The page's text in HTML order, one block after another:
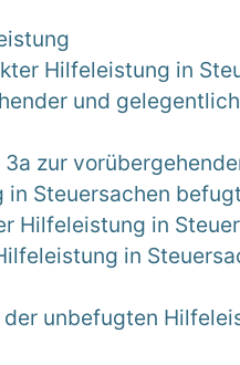
Hilfeleistung in
und
zur
Steuersachen
Hilfeleistung in
in
unbefugten